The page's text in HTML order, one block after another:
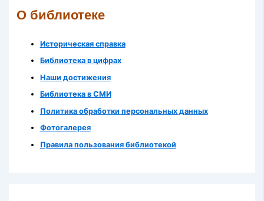
О библиотеке
Историческая справка
Библиотека в цифрах
Наши достижения
Библиотека в СМИ
Политика обработки персональных данных
Фотогалерея
Правила пользования библиотекой